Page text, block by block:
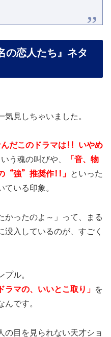
恋人たち』ネタ
気見しちゃいました。
んだこのドラマは!! いやめ
いう魂の叫びや、
「音、物
“強”推奨作!!」
といった
いる印象。
かったのよ～」って、まる
没入しているのが、すごく
プル。
ラマの、いいとこ取り」
を
んです。
の目を見られない天才ショ